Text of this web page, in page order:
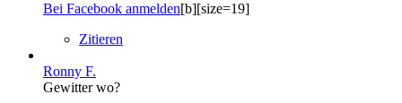
Bei Facebook anmelden[b][size=19]
Zitieren
Ronny F.
Gewitter wo?